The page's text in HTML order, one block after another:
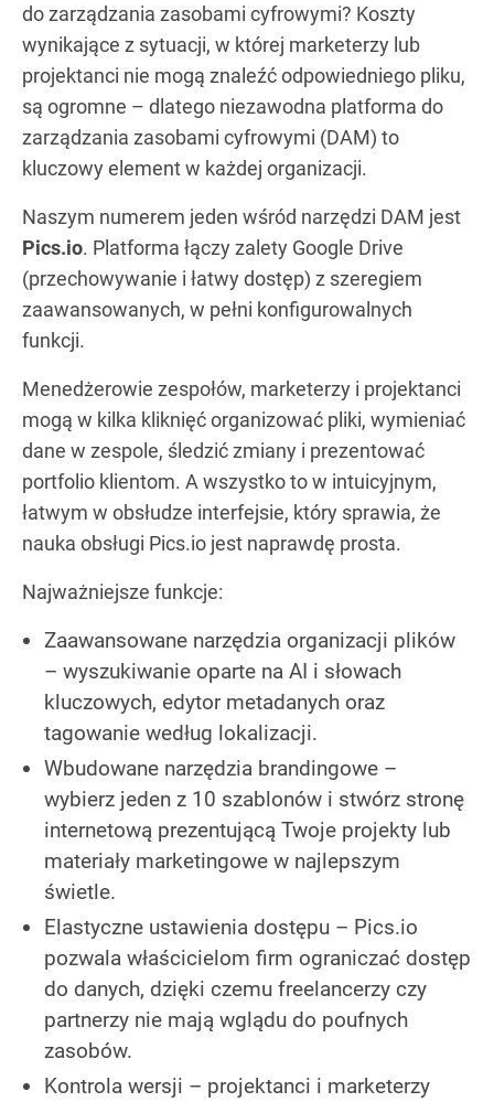
do zarządzania zasobami cyfrowymi? Koszty
wynikające z sytuacji, w której marketerzy lub
projektanci nie mogą znaleźć odpowiedniego pliku,
są ogromne – dlatego niezawodna platforma do
zarządzania zasobami cyfrowymi (DAM) to
kluczowy element w każdej organizacji.
Naszym numerem jeden wśród narzędzi DAM jest
Pics.io. Platforma łączy zalety Google Drive
(przechowywanie i łatwy dostęp) z szeregiem
zaawansowanych, w pełni konfigurowalnych
funkcji.
Menedżerowie zespołów, marketerzy i projektanci
mogą w kilka kliknięć organizować pliki, wymieniać
dane w zespole, śledzić zmiany i prezentować
portfolio klientom. A wszystko to w intuicyjnym,
łatwym w obsłudze interfejsie, który sprawia, że
nauka obsługi Pics.io jest naprawdę prosta.
Najważniejsze funkcje:
Zaawansowane narzędzia organizacji plików
– wyszukiwanie oparte na AI i słowach
kluczowych, edytor metadanych oraz
tagowanie według lokalizacji.
Wbudowane narzędzia brandingowe –
wybierz jeden z 10 szablonów i stwórz stronę
internetową prezentującą Twoje projekty lub
materiały marketingowe w najlepszym
świetle.
Elastyczne ustawienia dostępu – Pics.io
pozwala właścicielom firm ograniczać dostęp
do danych, dzięki czemu freelancerzy czy
partnerzy nie mają wglądu do poufnych
zasobów.
Kontrola wersji – projektanci i marketerzy